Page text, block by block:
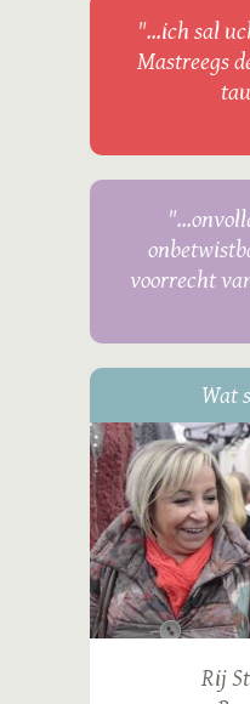
"...ich sal
Mastreegs
voorrecht
Wat
Rij